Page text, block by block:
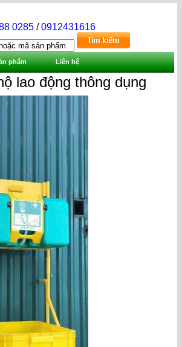
0285 /0912431616
phẩm Liên hệ
lao động thông dụng